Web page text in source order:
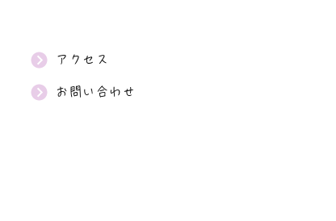
アクセス
お問い合わせ